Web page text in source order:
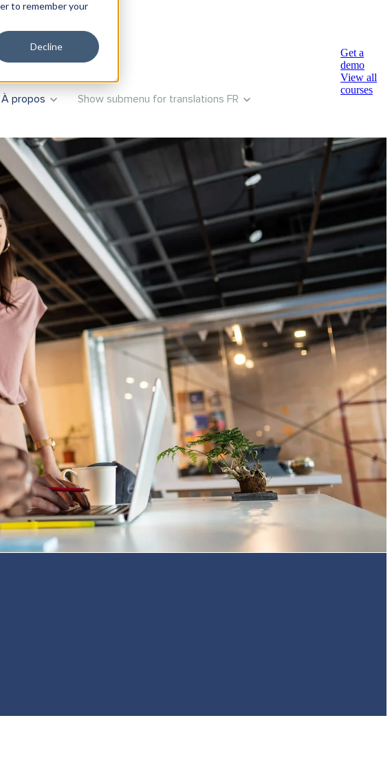
to remember your
DeclineConseil
À propos Show submenu for translations FR
Get a
demo
View all
courses